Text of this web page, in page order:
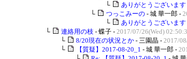
└
ありがとうございます
└
つっこみーの - 城 華一郎 -
└
ありがとうございます
└
連絡用の枝 - 蝶子 - 2017/07/26(Wed)
└
8/20現在の状況とか - 三園晶 - 2017/
└
【質疑】2017-08-20_1 - 城 華一郎 -